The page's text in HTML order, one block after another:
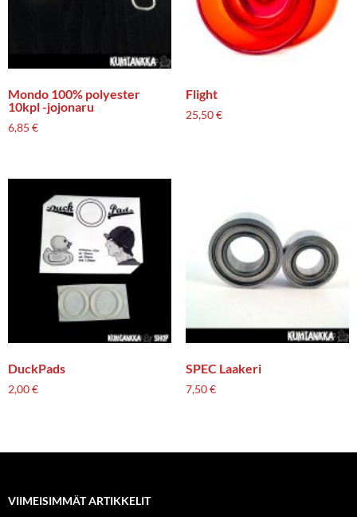
Mondo 100% polyester
10kpl -jojonaru
6,85 €
Flight
25,50€
DuckPads
2,00€
SPEC Laakeri
7,50€
VIIMEISIMMÄT ARTIKKELIT